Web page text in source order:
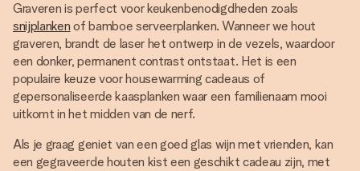
Graveren is perfect voor keukenbenodigdheden zoals
snijplanken of bamboe serveerplanken. Wanneer we hout
graveren, brandt de laser het ontwerp in de vezels, waardoor
een donker, permanent contrast ontstaat. Het is een
populaire keuze voor housewarming cadeaus of
gepersonaliseerde kaasplanken waar een familienaam mooi
uitkomt in het midden van de nerf.
Als je graag geniet van een goed glas wijn met vrienden, kan
een gegraveerde houten kist een geschikt cadeau zijn, met